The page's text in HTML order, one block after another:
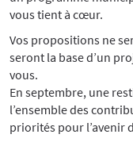
vous tient à cœur.
Vos propositions ne
seront la base d’un
vous.
En septembre, une
l’ensemble des
priorités pour l’avenir